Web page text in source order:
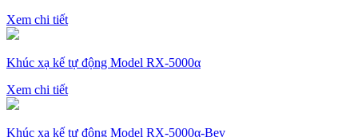
Xem chi tiết
Khúc xạ kế tự động Model RX-5000α
Xem chi tiết
Khúc xạ kế tự động Model RX-5000α-Bev